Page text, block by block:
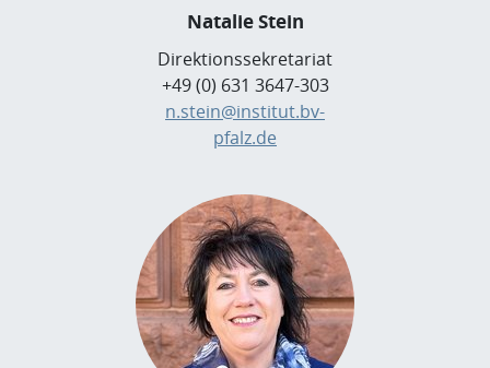
Natalie Stein
Direktionssekretariat
+49 (0) 631 3647-303
n.stein@institut.bv-
pfalz.de